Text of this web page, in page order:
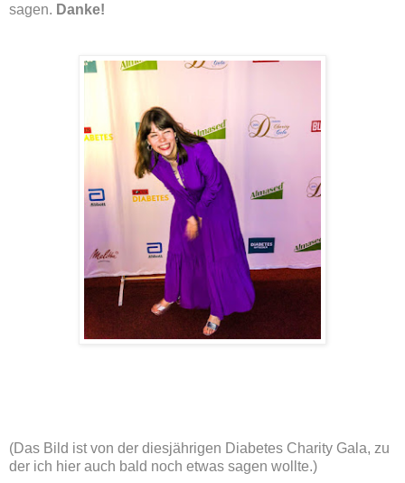
sagen. Danke!
(Das Bild ist von der diesjährigen Diabetes Charity Gala, zu
der ich hier auch bald noch etwas sagen wollte.)